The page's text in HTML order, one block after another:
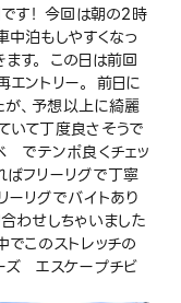
す！ 今回は朝の2時
泊もしやすくなっ
す。 この日は前回
エントリー。 前日に
、予想以上に綺麗
いて丁度良さそうで
でテンポ良くチェッ
フリーリグで丁寧
リグでバイトあり
わせしちゃいました
このストレッチの
ズ エスケープチビ